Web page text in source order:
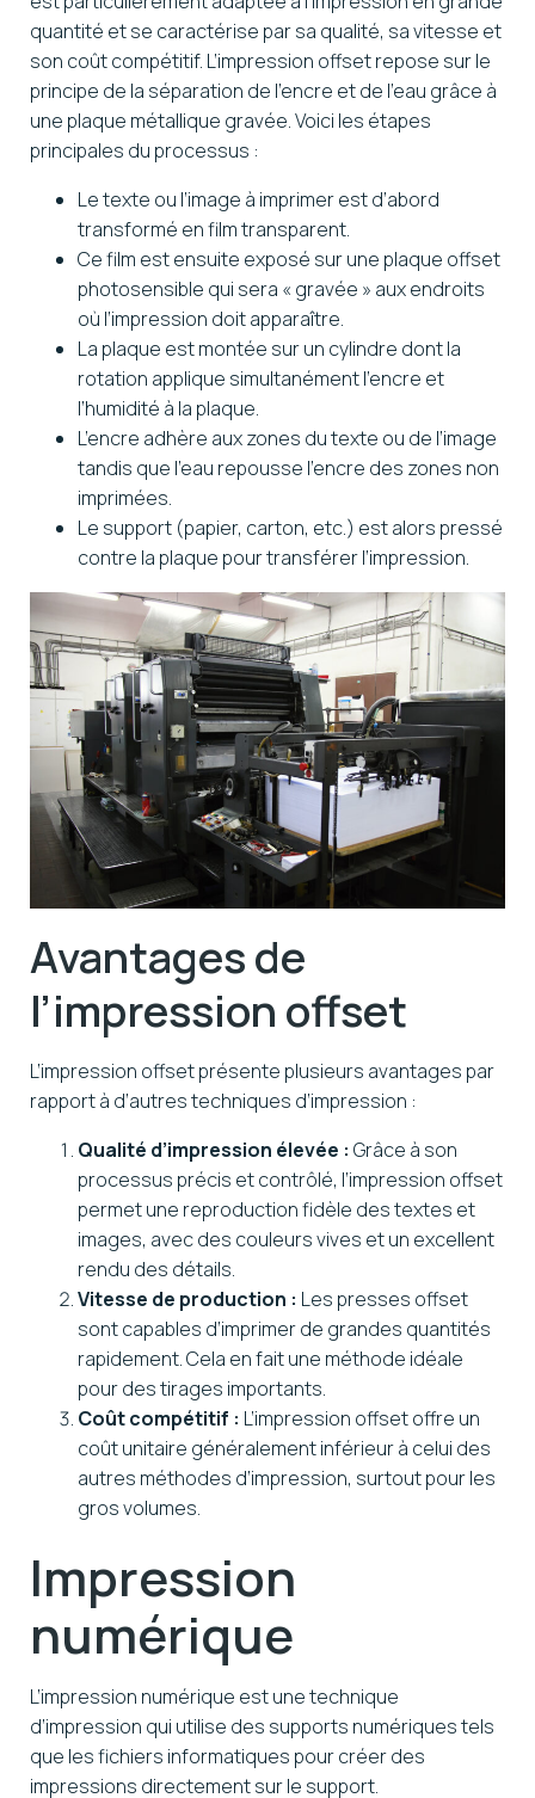
quantité et se caractérise par sa qualité, sa vitesse et
son coût compétitif. L’impression offset repose sur le
principe de la séparation de l’encre et de l’eau grâce à
une plaque métallique gravée. Voici les étapes
principales du processus :
Le texte ou l’image à imprimer est d’abord
transformé en film transparent.
Ce film est ensuite exposé sur une plaque offset
photosensible qui sera « gravée » aux endroits
où l’impression doit apparaître.
La plaque est montée sur un cylindre dont la
rotation applique simultanément l’encre et
l’humidité à la plaque.
L’encre adhère aux zones du texte ou de l’image
tandis que l’eau repousse l’encre des zones non
imprimées.
Le support (papier, carton, etc.) est alors pressé
contre la plaque pour transférer l’impression.
Avantages de
l’impression offset
L’impression offset présente plusieurs avantages par
rapport à d’autres techniques d’impression :
Qualité d’impression élevée : Grâce à son
processus précis et contrôlé, l’impression offset
permet une reproduction fidèle des textes et
images, avec des couleurs vives et un excellent
rendu des détails.
Vitesse de production : Les presses offset
sont capables d’imprimer de grandes quantités
rapidement. Cela en fait une méthode idéale
pour des tirages importants.
Coût compétitif : L’impression offset offre un
coût unitaire généralement inférieur à celui des
autres méthodes d’impression, surtout pour les
gros volumes.
Impression
numérique
L’impression numérique est une technique
d’impression qui utilise des supports numériques tels
que les fichiers informatiques pour créer des
impressions directement sur le support.